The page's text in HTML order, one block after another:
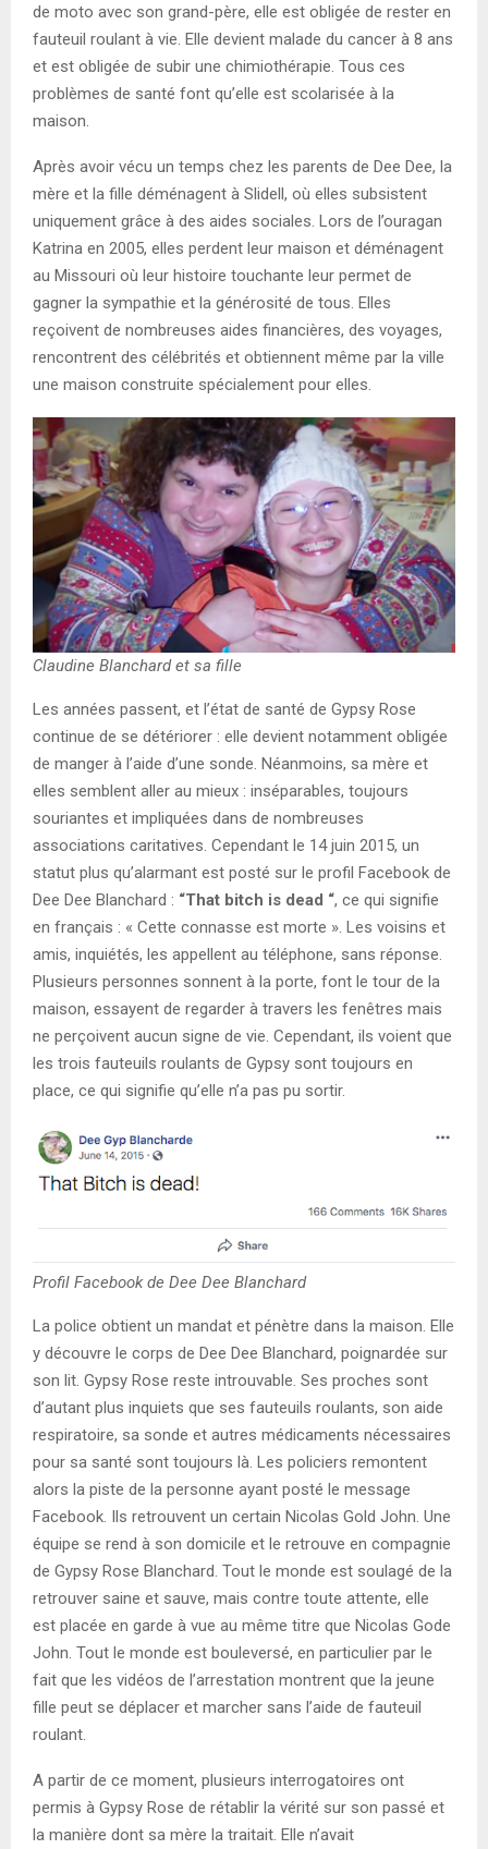
de moto avec son grand-père, elle est obligée de rester en
fauteuil roulant à vie. Elle devient malade du cancer à 8 ans
et est obligée de subir une chimiothérapie. Tous ces
problèmes de santé font qu’elle est scolarisée à la
maison.
Après avoir vécu un temps chez les parents de Dee Dee, la
mère et la fille déménagent à Slidell, où elles subsistent
uniquement grâce à des aides sociales. Lors de l’ouragan
Katrina en 2005, elles perdent leur maison et déménagent
au Missouri où leur histoire touchante leur permet de
gagner la sympathie et la générosité de tous. Elles
reçoivent de nombreuses aides financières, des voyages,
rencontrent des célébrités et obtiennent même par la ville
une maison construite spécialement pour elles.
Claudine Blanchard et sa fille
Les années passent, et l’état de santé de Gypsy Rose
continue de se détériorer : elle devient notamment obligée
de manger à l’aide d’une sonde. Néanmoins, sa mère et
elles semblent aller au mieux : inséparables, toujours
souriantes et impliquées dans de nombreuses
associations caritatives. Cependant le 14 juin 2015, un
statut plus qu’alarmant est posté sur le profil Facebook de
Dee Dee Blanchard : “That bitch is dead “, ce qui signifie
en français : « Cette connasse est morte ». Les voisins et
amis, inquiétés, les appellent au téléphone, sans réponse.
Plusieurs personnes sonnent à la porte, font le tour de la
maison, essayent de regarder à travers les fenêtres mais
ne perçoivent aucun signe de vie. Cependant, ils voient que
les trois fauteuils roulants de Gypsy sont toujours en
place, ce qui signifie qu’elle n’a pas pu sortir.
Profil Facebook de Dee Dee Blanchard
La police obtient un mandat et pénètre dans la maison. Elle
y découvre le corps de Dee Dee Blanchard, poignardée sur
son lit. Gypsy Rose reste introuvable. Ses proches sont
d’autant plus inquiets que ses fauteuils roulants, son aide
respiratoire, sa sonde et autres médicaments nécessaires
pour sa santé sont toujours là. Les policiers remontent
alors la piste de la personne ayant posté le message
Facebook. Ils retrouvent un certain Nicolas Gold John. Une
équipe se rend à son domicile et le retrouve en compagnie
de Gypsy Rose Blanchard. Tout le monde est soulagé de la
retrouver saine et sauve, mais contre toute attente, elle
est placée en garde à vue au même titre que Nicolas Gode
John. Tout le monde est bouleversé, en particulier par le
fait que les vidéos de l’arrestation montrent que la jeune
fille peut se déplacer et marcher sans l’aide de fauteuil
roulant.
A partir de ce moment, plusieurs interrogatoires ont
permis à Gypsy Rose de rétablir la vérité sur son passé et
la manière dont sa mère la traitait. Elle n’avait